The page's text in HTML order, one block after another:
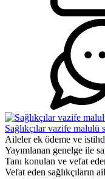
Sağlıkçılar vazife malulü
Aileler ek ödeme ve
Yayımlanan genelge ile
Tanı konulan ve vefat
Vefat eden sağlıkçıların